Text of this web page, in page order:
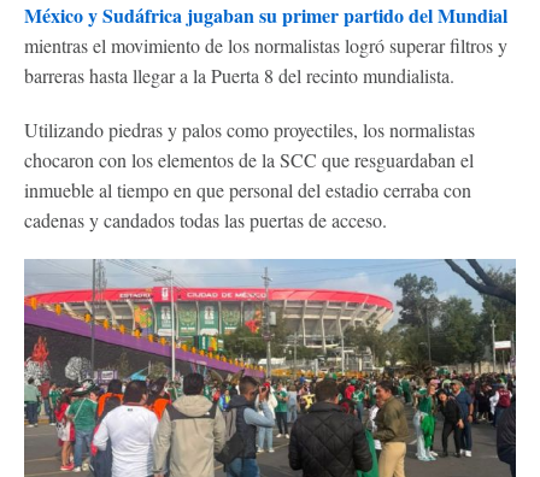
México y Sudáfrica jugaban su primer partido del Mundial
mientras el movimiento de los normalistas logró superar filtros y
barreras hasta llegar a la Puerta 8 del recinto mundialista.
Utilizando piedras y palos como proyectiles, los normalistas
chocaron con los elementos de la SCC que resguardaban el
inmueble al tiempo en que personal del estadio cerraba con
cadenas y candados todas las puertas de acceso.